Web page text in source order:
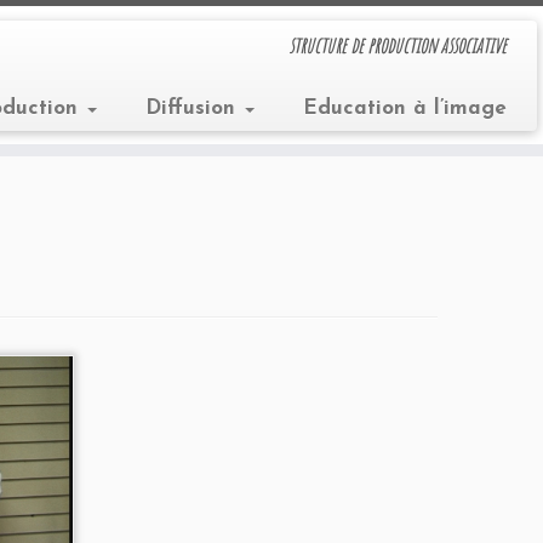
structure de production associative
Diffusion Education à l’image